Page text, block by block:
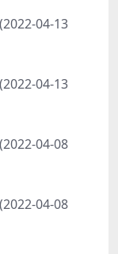
04-13
04-13
04-08
04-08